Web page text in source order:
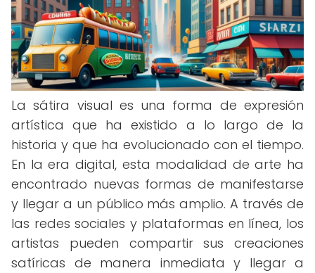
La sátira visual es una forma de expresión
artística que ha existido a lo largo de la
historia y que ha evolucionado con el tiempo.
En la era digital, esta modalidad de arte ha
encontrado nuevas formas de manifestarse
y llegar a un público más amplio. A través de
las redes sociales y plataformas en línea, los
artistas pueden compartir sus creaciones
satíricas de manera inmediata y llegar a